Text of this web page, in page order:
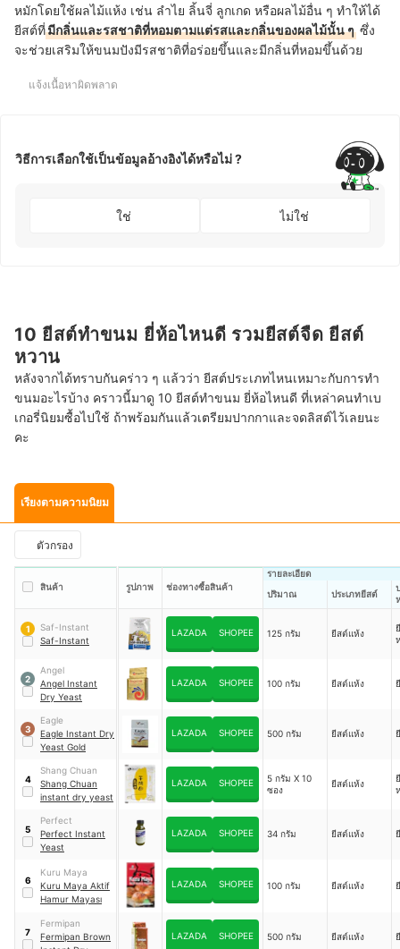
หมักโดยใช้ผลไม้แห้ง เช่น ลำไย ลิ้นจี่ ลูกเกด หรือผลไม้อื่น ๆ ทำให้ได้
ยีสต์ที่มีกลิ่นและรสชาติที่หอมตามแต่รสและกลิ่นของผลไม้นั้น ๆ ซึ่ง
จะช่วยเสริมให้ขนมปังมีรสชาติที่อร่อยขึ้นและมีกลิ่นที่หอมขึ้นด้วย
แจ้งเนื้อหาผิดพลาด
วิธีการเลือกใช้เป็นข้อมูลอ้างอิงได้หรือไม่ ?
ใช่ ไม่ใช่
10 ยีสต์ทำขนม ยี่ห้อไหนดี รวมยีสต์จืด ยีสต์
หวาน
หลังจากได้ทราบกันคร่าว ๆ แล้วว่า ยีสต์ประเภทไหนเหมาะกับการทำ
ขนมอะไรบ้าง คราวนี้มาดู 10 ยีสต์ทำขนม ยี่ห้อไหนดี ที่เหล่าคนทำเบ
เกอรี่นิยมซื้อไปใช้ ถ้าพร้อมกันแล้วเตรียมปากกาและจดลิสต์ไว้เลยนะ
คะ
เรียงตามความนิยม
ตัวกรอง
สินค้า รูปภาพ ช่องทางซื้อสินค้า
รายละเอียด
ปริมาณ
ประเภทยีสต์
1
Saf-Instant
Saf-Instant
LAZADA SHOPEE 125 กรัม ยีสต์แห้ง
2
Angel
Angel Instant
Dry Yeast
LAZADA SHOPEE 100 กรัม ยีสต์แห้ง
3
Eagle
Eagle Instant Dry
Yeast Gold
LAZADA SHOPEE 500 กรัม ยีสต์แห้ง
4
Shang Chuan
Shang Chuan
instant dry yeast
LAZADA SHOPEE
5 กรัม X 10
ซอง
ยีสต์แห้ง
5
Perfect
Perfect Instant
Yeast
LAZADA SHOPEE 34 กรัม ยีสต์แห้ง
6
Kuru Maya
Kuru Maya Aktif
Hamur Mayası
LAZADA SHOPEE 100 กรัม ยีสต์แห้ง
7
Fermipan
Fermipan Brown
LAZADA SHOPEE 500 กรัม ยีสต์แห้ง